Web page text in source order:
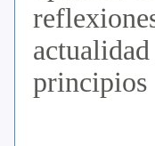
principios